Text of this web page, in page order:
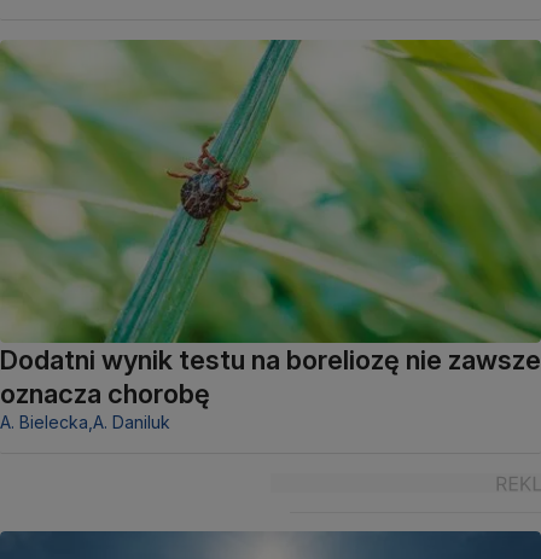
Dodatni wynik testu na boreliozę nie zawsze
oznacza chorobę
A. Bielecka, A. Daniluk